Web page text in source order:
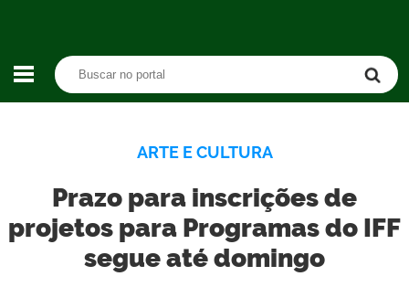
ARTE E CULTURA
Prazo para inscrições de
projetos para Programas do IFF
segue até domingo